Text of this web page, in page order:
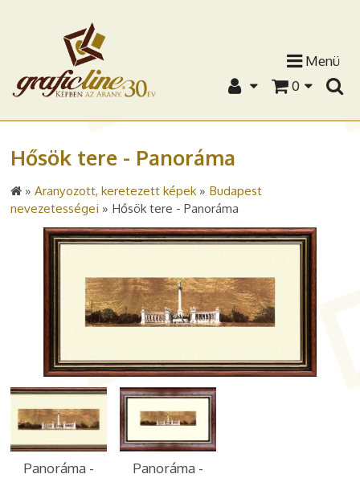
Menü
0
Hősök tere - Panoráma
» Aranyozott, keretezett képek» Budapest
nevezetességei » Hősök tere - Panoráma
Panoráma -
Panoráma -